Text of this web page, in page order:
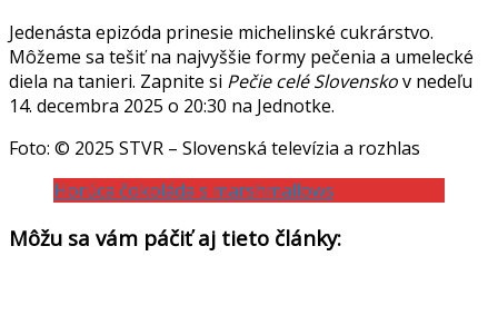
Jedenásta epizóda prinesie michelinské cukrárstvo.
Môžeme sa tešiť na najvyššie formy pečenia a umelecké
diela na tanieri. Zapnite si Pečie celé Slovenskov nedeľu
14. decembra 2025 o 20:30 na Jednotke.
Foto: © 2025 STVR – Slovenská televízia a rozhlas
Horúca čokoláda s marshmallows
Môžu sa vám páčiť aj tieto články: